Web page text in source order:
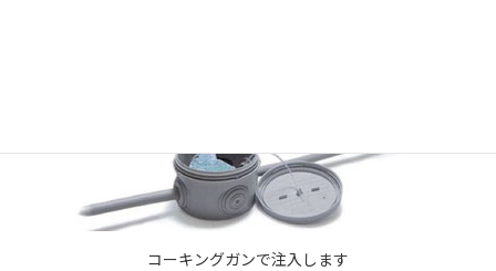
コーキングガンで注入します